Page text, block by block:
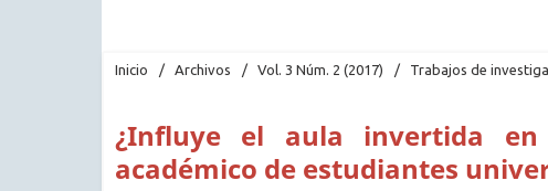
Inicio / Archivos / Vol. 3 Núm. 2 (2017) / Trabajos de
¿Influye el aula invertida
académico de estudiantes